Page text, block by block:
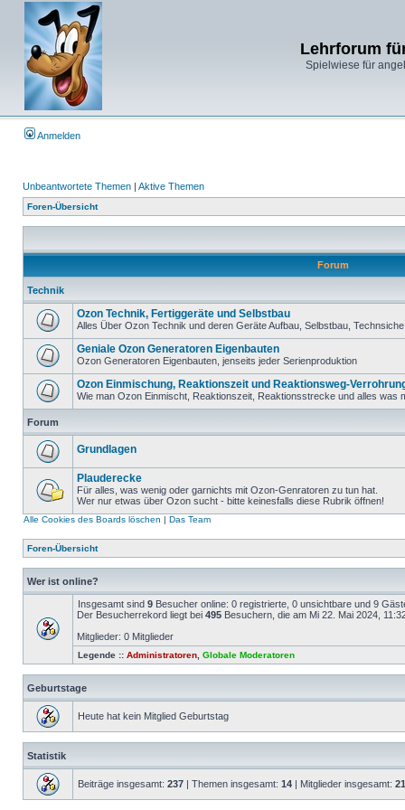
Lehrforum
Spielwiese für
Anmelden
Unbeantwortete Themen | Aktive Themen
Foren-Übersicht
Forum
Technik
Ozon Technik, Fertiggeräte und Selbstbau
Alles Über Ozon Technik und deren Geräte Aufbau, Selbstbau,
Geniale Ozon Generatoren Eigenbauten
Ozon Generatoren Eigenbauten, jenseits jeder Serienproduktion
Ozon Einmischung, Reaktionszeit und Reaktionsweg-
Wie man Ozon Einmischt, Reaktionszeit, Reaktionsstrecke und alles was
Forum
Grundlagen
Plauderecke
Für alles, was wenig oder garnichts mit Ozon-Genratoren zu tun hat.
Wer nur etwas über Ozon sucht - bitte keinesfalls diese Rubrik öffnen!
Alle Cookies des Boards löschen | Das Team
Foren-Übersicht
Wer ist online?
Insgesamt sind 9 Besucher online: 0 registrierte, 0 unsichtbare und 9
Der Besucherrekord liegt bei 495 Besuchern, die am Mi 22. Mai 2024,
Mitglieder: 0 Mitglieder
Legende :: Administratoren Globale Moderatoren
Geburtstage
Heute hat kein Mitglied Geburtstag
Statistik
Beiträge insgesamt: 237 | Themen insgesamt: 14 | Mitglieder insgesamt: 21